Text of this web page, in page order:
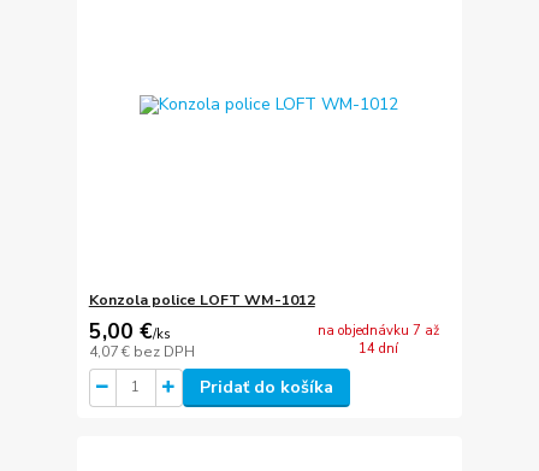
Konzola police LOFT WM-1012
5,00 €/ks
4,07 € bez DPH
na objednávku 7 až
14 dní
Pridať do košíka